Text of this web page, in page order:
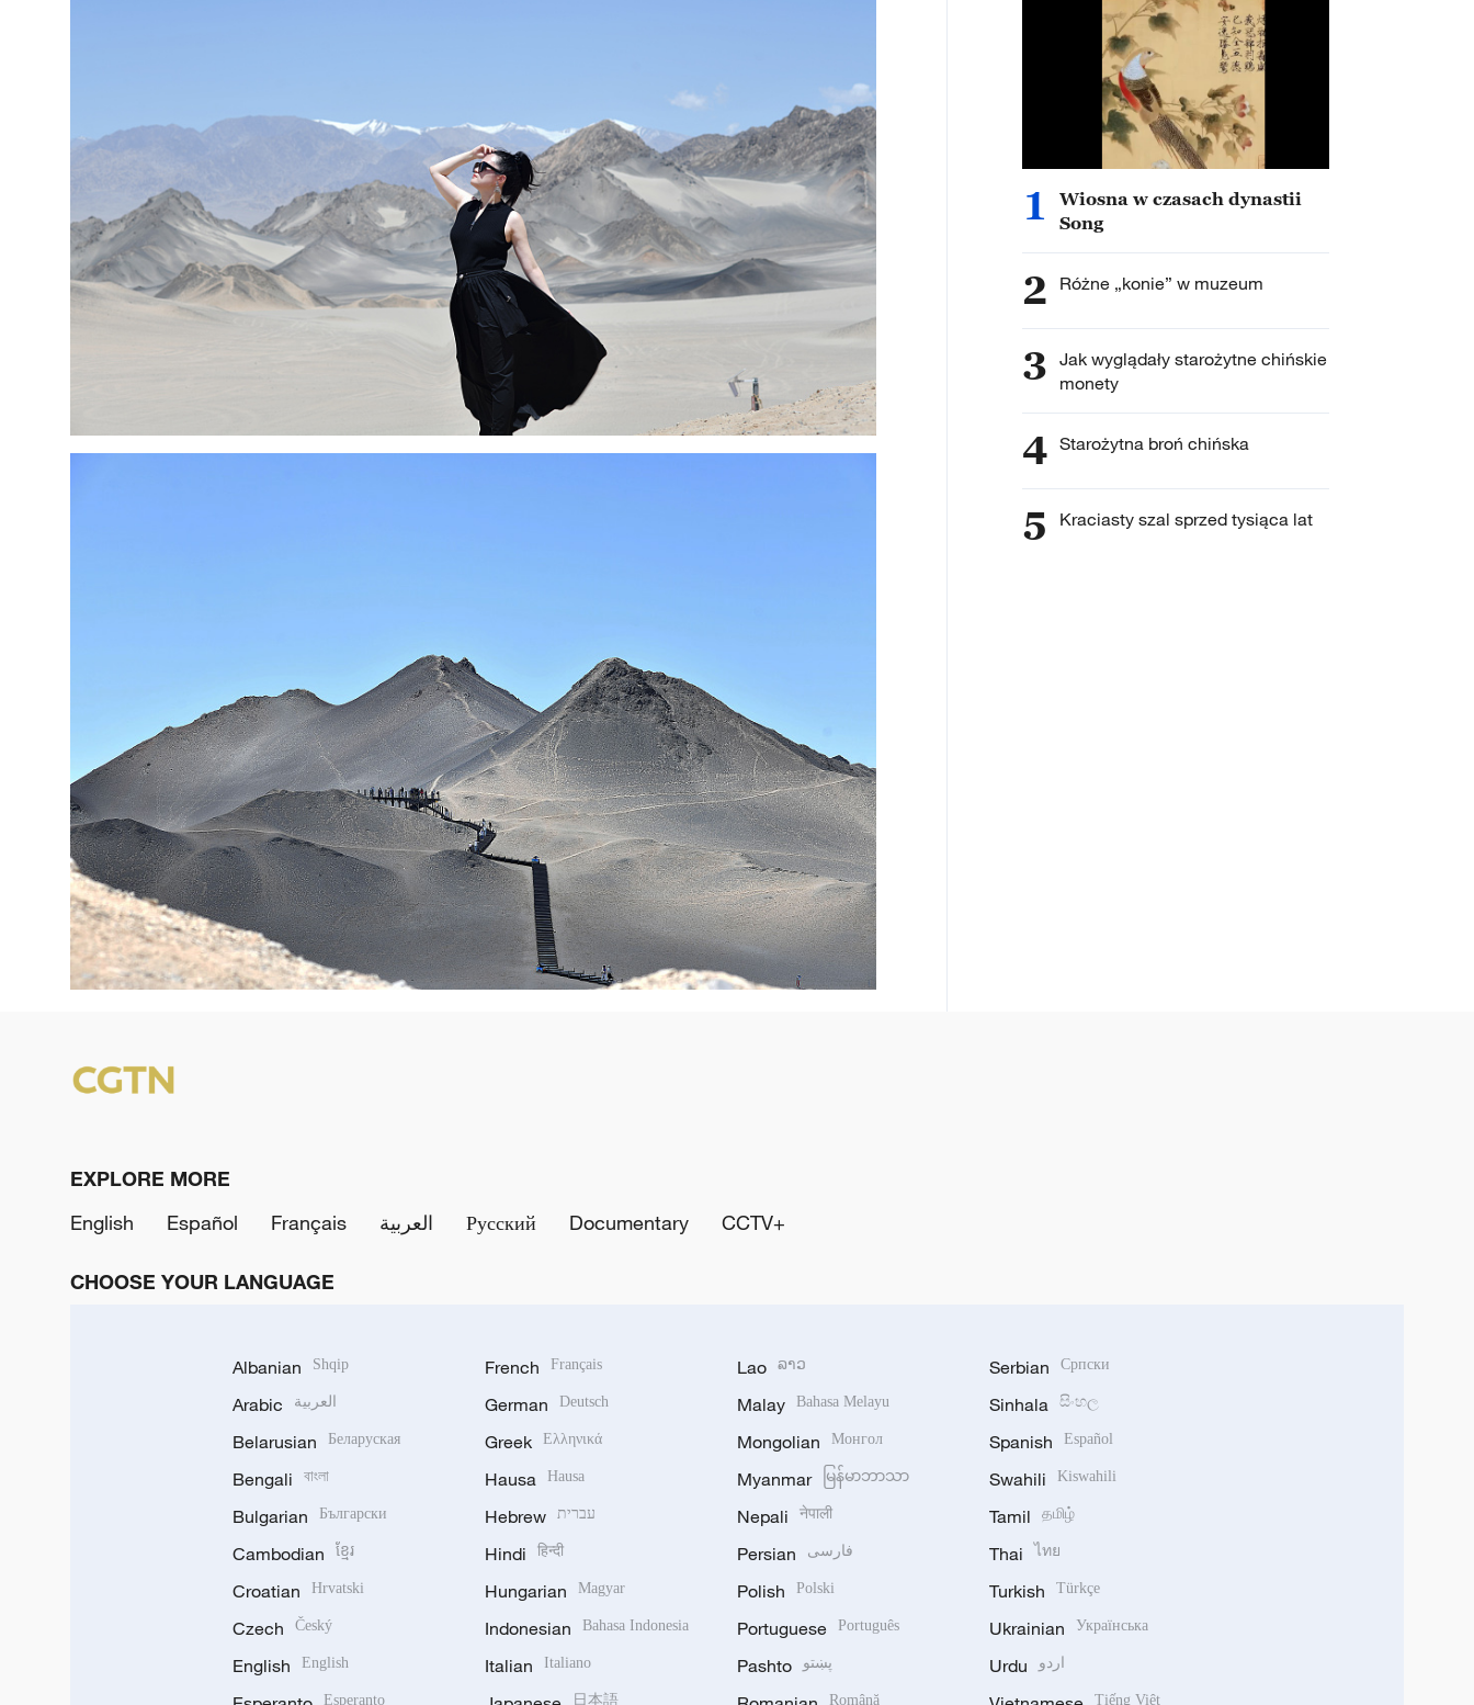
1
Wiosna w czasach dynastii
Song
2 Różne „konie” w muzeum
3 Jak wyglądały starożytne chińskie
monety
4 Starożytna broń chińska
5 Kraciasty szal sprzed tysiąca lat
EXPLORE MORE
English
Español Français العربية Русский Documentary CCTV+
CHOOSE YOUR LANGUAGE
Albanian Shqip
Arabic العربية
Belarusian Беларуская
Bengali বাংলা
Bulgarian Български
Cambodian ខ្មែរ
Croatian Hrvatski
Czech Český
English English
Esperanto
French Français
German Deutsch
Greek Ελληνικά
Hausa Hausa
Hebrew עברית
Hindi हिन्दी
Hungarian Magyar
Indonesian Bahasa Indonesia
Italian Italiano
日本語
Lao ລາວ
Malay Bahasa Melayu
Mongolian Монгол
Myanmar မြန်မာဘာသာ
Nepali नेपाली
Persian فارسی
Polish Polski
Portuguese Português
Pashto پښتو
Română
Serbian Српски
Sinhala සිංහල
Spanish Español
Swahili Kiswahili
Tamil தமிழ்
Thai ไทย
Turkish Türkçe
Ukrainian Українська
Urdu اردو
Tiếng Việt